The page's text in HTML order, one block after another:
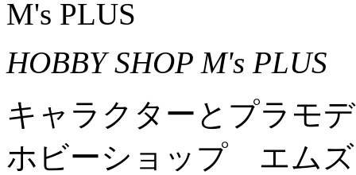
M's PLUS
HOBBY SHOP M's PLUS
キャラクターとプラモ
ホビーショップ エム